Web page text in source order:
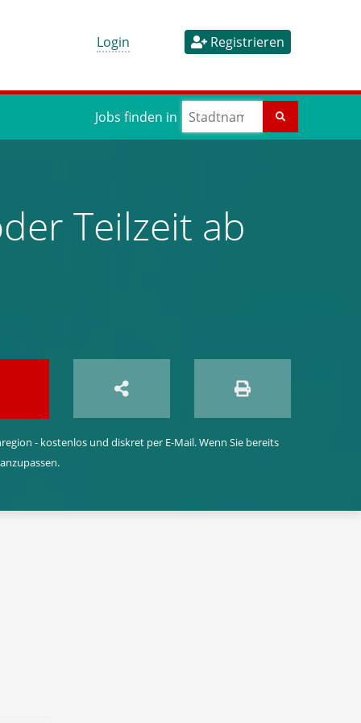
Login Registrieren
Jobs finden in
Teilzeit ab
- kostenlos und diskret per E-Mail. Wenn Sie bereits